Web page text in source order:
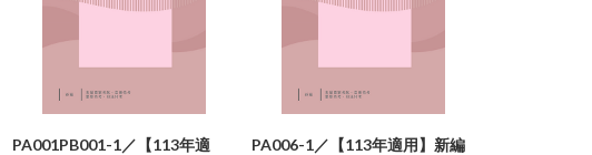
PA001PB001-1／【113年適
PA006-1／【113年適用】新編